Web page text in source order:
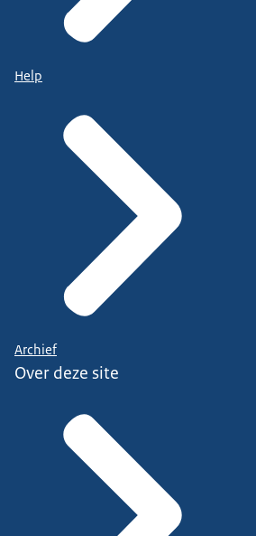
Help
Archief
Over deze site